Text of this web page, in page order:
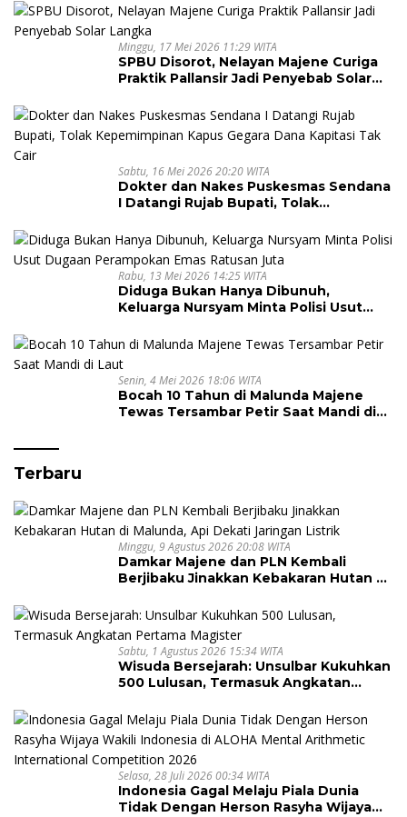
Minggu, 17 Mei 2026 11:29 WITA
SPBU Disorot, Nelayan Majene Curiga
Praktik Pallansir Jadi Penyebab Solar
Sabtu, 16 Mei 2026 20:20 WITA
Dokter dan Nakes Puskesmas Sendana
I Datangi Rujab Bupati, Tolak
Kapitasi Tak Cair
Rabu, 13 Mei 2026 14:25 WITA
Diduga Bukan Hanya Dibunuh,
Keluarga Nursyam Minta Polisi Usut
Juta
Senin, 4 Mei 2026 18:06 WITA
Bocah 10 Tahun di Malunda Majene
Tewas Tersambar Petir Saat Mandi di
Terbaru
Minggu, 9 Agustus 2026 20:08 WITA
Damkar Majene dan PLN Kembali
Berjibaku Jinakkan Kebakaran Hutan di
Sabtu, 1 Agustus 2026 15:34 WITA
Wisuda Bersejarah: Unsulbar Kukuhkan
500 Lulusan, Termasuk Angkatan
Selasa, 28 Juli 2026 00:34 WITA
Indonesia Gagal Melaju Piala Dunia
Tidak Dengan Herson Rasyha Wijaya